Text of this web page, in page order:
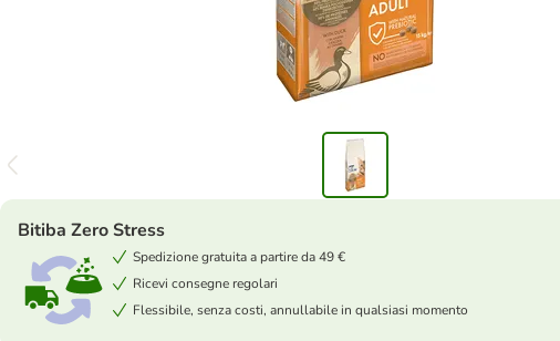
Bitiba Zero Stress
Spedizione gratuita a partire da 49 €
Ricevi consegne regolari
Flessibile, senza costi, annullabile in qualsiasi momento